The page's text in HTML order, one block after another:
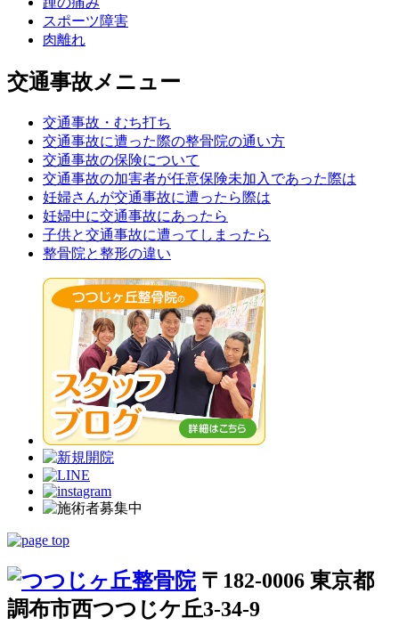
スポーツ障害
肉離れ
交通事故メニュー
交通事故・むち打ち
交通事故に遭った際の整骨院の通い方
交通事故の保険について
交通事故の加害者が任意保険未加入であった際は
妊婦さんが交通事故に遭ったら際は
妊婦中に交通事故にあったら
子供と交通事故に遭ってしまったら
整骨院と整形の違い
〒182-0006 東京都
調布市西つつじケ丘3-34-9